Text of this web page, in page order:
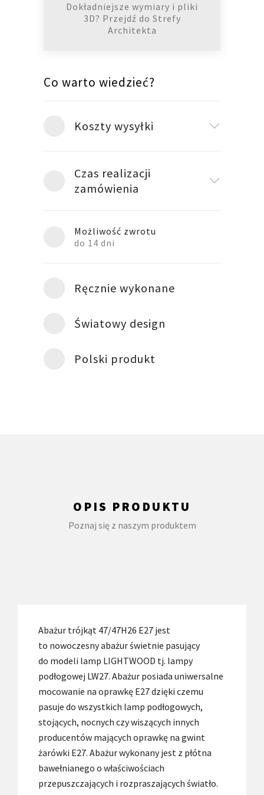
Dokładniejsze wymiary i pliki
3D? Przejdź do Strefy
Architekta
Co warto wiedzieć?
Koszty wysyłki
Czas realizacji
zamówienia
Możliwość zwrotu
do 14 dni
Ręcznie wykonane
Światowy design
Polski produkt
OPIS PRODUKTU
Poznaj się z naszym produktem
Abażur trójkąt 47/47H26 E27 jest
to nowoczesny abażur świetnie pasujący
do modeli lamp LIGHTWOOD tj. lampy
podłogowej LW27. Abażur posiada uniwersalne
mocowanie na oprawkę E27 dzięki czemu
pasuje do wszystkich lamp podłogowych,
stojących, nocnych czy wiszących innych
producentów mających oprawkę na gwint
żarówki E27. Abażur wykonany jest z płótna
bawełnianego o właściwościach
przepuszczających i rozpraszających światło.